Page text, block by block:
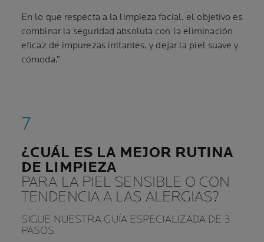
En lo que respecta a la limpieza facial, el objetivo es
combinar la seguridad absoluta con la eliminación
eficaz de impurezas irritantes, y dejar la piel suave y
cómoda.”
¿CUÁL ES LA MEJOR RUTINA
DE LIMPIEZA
PARA LA PIEL SENSIBLE O CON
TENDENCIA A LAS ALERGIAS?
SIGUE NUESTRA GUÍA ESPECIALIZADA DE 3
PASOS